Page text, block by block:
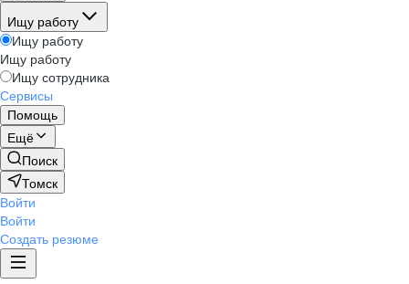
Ищу работу
Ищу работу
Ищу работу
Ищу сотрудника
Сервисы
Помощь
Ещё
Поиск
Томск
Войти
Войти
Создать резюме